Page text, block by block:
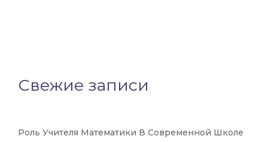
Свежие записи
Роль Учителя Математики В Современной Школе